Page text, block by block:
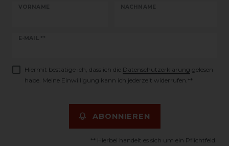
VORNAME NACHNAME
E-MAIL **
Newsletter
Hiermit bestätige ich, dass ich die Daten­schutz­erklärung gelesen
habe. Meine Einwilligung kann ich jederzeit widerrufen.**
ABONNIEREN
** Hierbei handelt es sich um ein Pflichtfeld.